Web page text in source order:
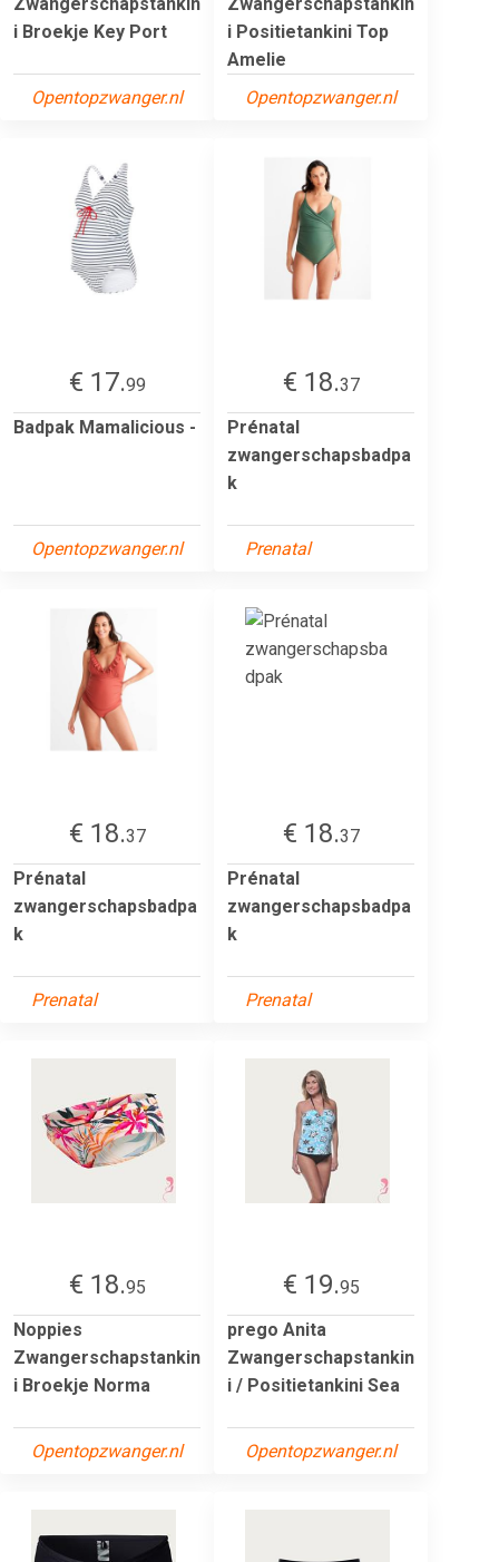
i Broekje Key Port
Opentopzwanger.nl
i Positietankini Top
Amelie
Opentopzwanger.nl
€ 17.99
Badpak Mamalicious -
Opentopzwanger.nl
€ 18.37
Prénatal
zwangerschapsbadpa
k
Prenatal
€ 18.37
Prénatal
zwangerschapsbadpa
k
Prenatal
€ 18.37
Prénatal
zwangerschapsbadpa
k
Prenatal
€ 18.95
Noppies
Zwangerschapstankin
i Broekje Norma
Opentopzwanger.nl
€ 19.95
prego Anita
Zwangerschapstankin
i / Positietankini Sea
Opentopzwanger.nl